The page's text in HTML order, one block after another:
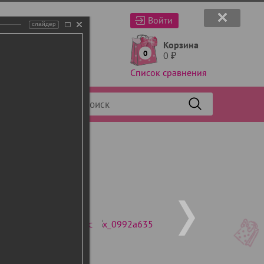
Войти
0
Корзина
0 ₽
Список сравнения
слайдер